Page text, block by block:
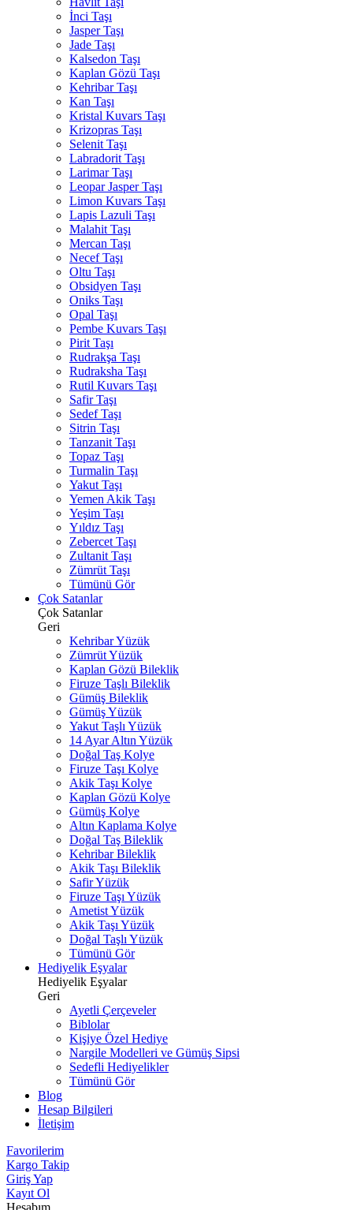
İnci Taşı
Jasper Taşı
Jade Taşı
Kalsedon Taşı
Kaplan Gözü Taşı
Kehribar Taşı
Kan Taşı
Kristal Kuvars Taşı
Krizopras Taşı
Selenit Taşı
Labradorit Taşı
Larimar Taşı
Leopar Jasper Taşı
Limon Kuvars Taşı
Lapis Lazuli Taşı
Malahit Taşı
Mercan Taşı
Necef Taşı
Oltu Taşı
Obsidyen Taşı
Oniks Taşı
Opal Taşı
Pembe Kuvars Taşı
Pirit Taşı
Rudrakşa Taşı
Rudraksha Taşı
Rutil Kuvars Taşı
Safir Taşı
Sedef Taşı
Sitrin Taşı
Tanzanit Taşı
Topaz Taşı
Turmalin Taşı
Yakut Taşı
Yemen Akik Taşı
Yeşim Taşı
Yıldız Taşı
Zebercet Taşı
Zultanit Taşı
Zümrüt Taşı
Tümünü Gör
Çok Satanlar
Çok Satanlar
Geri
Kehribar Yüzük
Zümrüt Yüzük
Kaplan Gözü Bileklik
Firuze Taşlı Bileklik
Gümüş Bileklik
Gümüş Yüzük
Yakut Taşlı Yüzük
14 Ayar Altın Yüzük
Doğal Taş Kolye
Firuze Taşı Kolye
Akik Taşı Kolye
Kaplan Gözü Kolye
Gümüş Kolye
Altın Kaplama Kolye
Doğal Taş Bileklik
Kehribar Bileklik
Akik Taşı Bileklik
Safir Yüzük
Firuze Taşı Yüzük
Ametist Yüzük
Akik Taşı Yüzük
Doğal Taşlı Yüzük
Tümünü Gör
Hediyelik Eşyalar
Hediyelik Eşyalar
Geri
Ayetli Çerçeveler
Biblolar
Kişiye Özel Hediye
Nargile Modelleri ve Gümüş Sipsi
Sedefli Hediyelikler
Tümünü Gör
Blog
Hesap Bilgileri
İletişim
Favorilerim
Kargo Takip
Giriş Yap
Kayıt Ol
Hesabım